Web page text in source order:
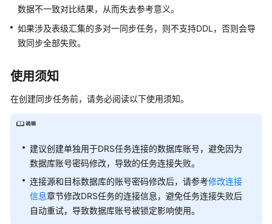
（阿
布
扎
区
域）
户
南
（吉
隆
坡
区
域）
数据不一致对比结果，从而失去参考意义。
如果涉及表级汇集的多对一同步任务，则不支持DDL，否则会导
致同步全部失败。
使用须知
在创建同步任务前，请务必阅读以下使用须知。
建议创建单独用于DRS任务连接的数据库账号，避免因为
数据库账号密码修改，导致的任务连接失败。
连接源和目标数据库的账号密码修改后，请参考修改连接
信息章节修改DRS任务的连接信息，避免任务连接失败后
自动重试，导致数据库账号被锁定影响使用。